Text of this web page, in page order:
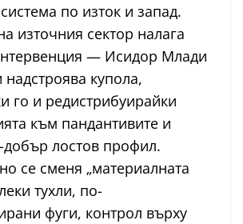
по изток и запад.
източния сектор налага
— Исидор Млади
купола,
го и редистрибуирайки
към пандантивите и
добър лостов профил.
се сменя „материалната
тухли, по-
фуги, контрол върху